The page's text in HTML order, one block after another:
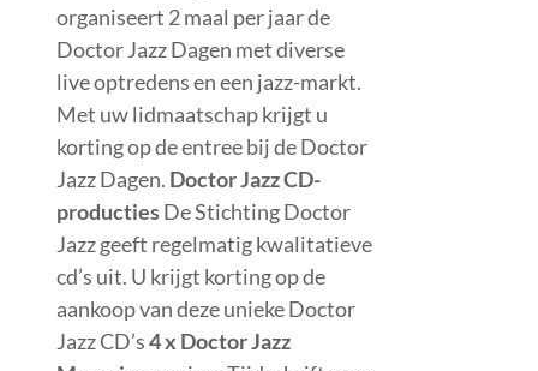
organiseert 2 maal per jaar de
Doctor Jazz Dagen met diverse
live optredens en een jazz-markt.
Met uw lidmaatschap krijgt u
korting op de entree bij de Doctor
Jazz Dagen. Doctor Jazz CD-
productiesDe Stichting Doctor
Jazz geeft regelmatig kwalitatieve
cd’s uit. U krijgt korting op de
aankoop van deze unieke Doctor
Jazz CD’s4 x Doctor Jazz